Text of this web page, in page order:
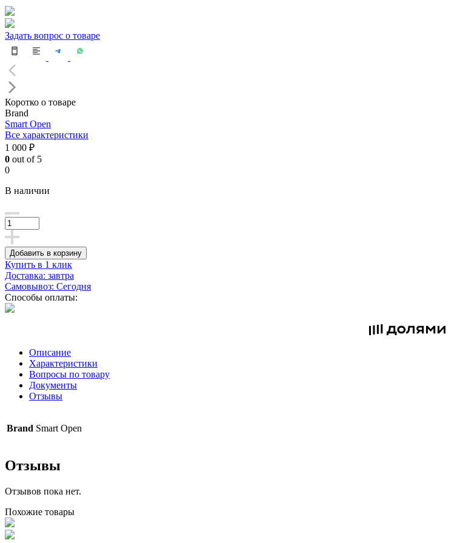
Задать вопрос о товаре
Коротко о товаре
Brand
Smart Open
Все характеристики
1 000 ₽
0 out of 5
0
В наличии
Добавить в корзину
Купить в 1 клик
Доставка: завтра
Самовывоз: Сегодня
Способы оплаты:
Описание
Характеристики
Вопросы по товару
Документы
Отзывы
Brand Smart Open
Отзывы
Отзывов пока нет.
Похожие товары